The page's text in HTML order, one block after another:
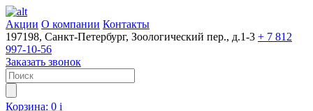
Акции О компании Контакты
197198, Санкт-Петербург, Зоологический пер., д.1-3 + 7 812
997-10-56
Заказать звонок
Корзина: 0 i